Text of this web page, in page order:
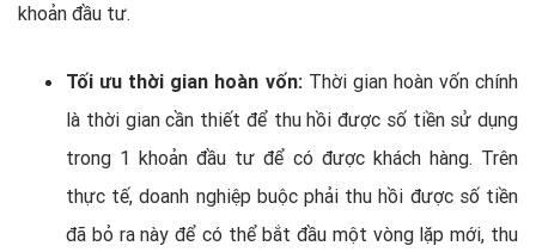
khoản đầu tư.
Tối ưu thời gian hoàn vốn:Thời gian hoàn vốn chính
là thời gian cần thiết để thu hồi được số tiền sử dụng
trong 1 khoản đầu tư để có được khách hàng. Trên
thực tế, doanh nghiệp buộc phải thu hồi được số tiền
đã bỏ ra này để có thể bắt đầu một vòng lặp mới, thu